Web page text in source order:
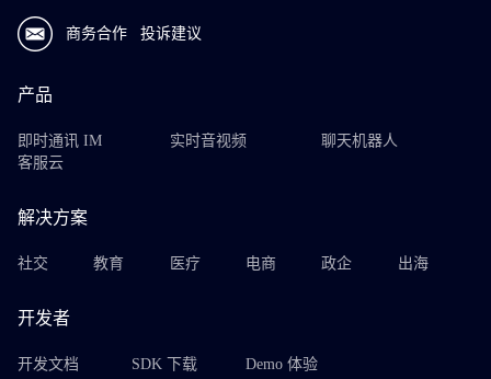
商务合作 投诉建议
产品
即时通讯 IM 实时音视频
聊天机器人
客服云
解决方案
社交 教育 医疗 电商 政企 出海
开发者
开发文档 SDK 下载 Demo 体验